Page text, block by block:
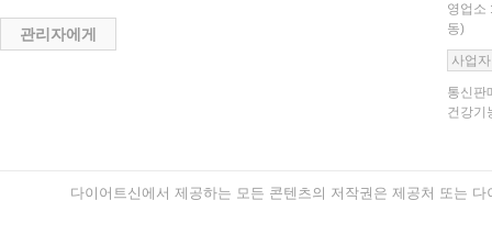
관리자에게
영업소
동)
사업
통신판
건강기
다이어트신에서 제공하는 모든 콘텐츠의 저작권은 제공처 또는